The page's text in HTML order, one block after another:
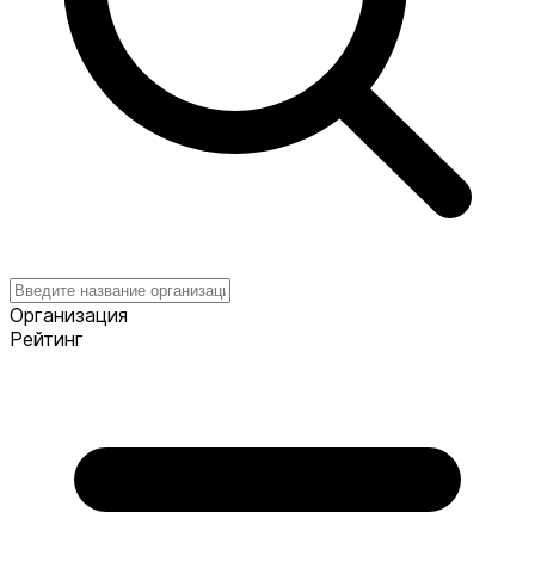
Организация
Рейтинг